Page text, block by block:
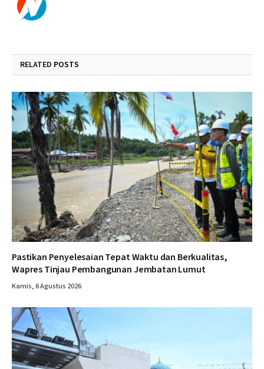
RELATED POSTS
Pastikan Penyelesaian Tepat Waktu dan Berkualitas,
Wapres Tinjau Pembangunan Jembatan Lumut
Kamis, 6 Agustus 2026